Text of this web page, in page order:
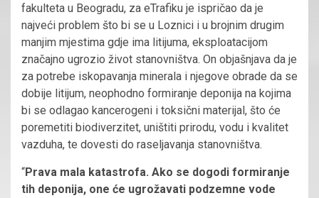
fakulteta u Beogradu, za eTrafiku je ispričao da je
najveći problem što bi se u Loznici i u brojnim drugim
manjim mjestima gdje ima litijuma, eksploatacijom
značajno ugrozio život stanovništva. On objašnjava da je
za potrebe iskopavanja minerala i njegove obrade da se
dobije litijum, neophodno formiranje deponija na kojima
bi se odlagao kancerogeni i toksični materijal, što će
poremetiti biodiverzitet, uništiti prirodu, vodu i kvalitet
vazduha, te dovesti do raseljavanja stanovništva.
“Prava mala katastrofa. Ako se dogodi formiranje
tih deponija, one će ugrožavati podzemne vode